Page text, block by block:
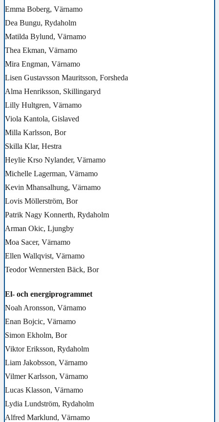
Emma Boberg, Värnamo
Dea Bungu, Rydaholm
Matilda Bylund, Värnamo
Thea Ekman, Värnamo
Mira Engman, Värnamo
Lisen Gustavsson Mauritsson, Forsheda
Alma Henriksson, Skillingaryd
Lilly Hultgren, Värnamo
Viola Kantola, Gislaved
Milla Karlsson, Bor
Skilla Klar, Hestra
Heylie Krso Nylander, Värnamo
Michelle Lagerman, Värnamo
Kevin Mhansalhung, Värnamo
Lovis Möllerström, Bor
Patrik Nagy Konnerth, Rydaholm
Arman Okic, Ljungby
Moa Sacer, Värnamo
Ellen Wallqvist, Värnamo
Teodor Wennersten Bäck, Bor
El- och energiprogrammet
Noah Aronsson, Värnamo
Enan Bojcic, Värnamo
Simon Ekholm, Bor
Viktor Eriksson, Rydaholm
Liam Jakobsson, Värnamo
Vilmer Karlsson, Värnamo
Lucas Klasson, Värnamo
Lydia Lundström, Rydaholm
Alfred Marklund, Värnamo